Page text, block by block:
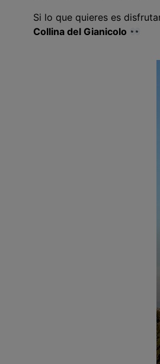
Si lo que quieres es
Collina del Gianicolo